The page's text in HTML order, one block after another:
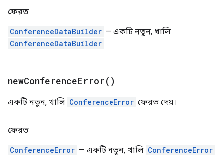
ফেরত
ConferenceDataBuilder — একটি নতুন, খালি
ConferenceDataBuilder
newConferenceError( )
একটি নতুন, খালি ConferenceError ফেরত দেয়।
ফেরত
ConferenceError — একটি নতুন, খালি ConferenceError